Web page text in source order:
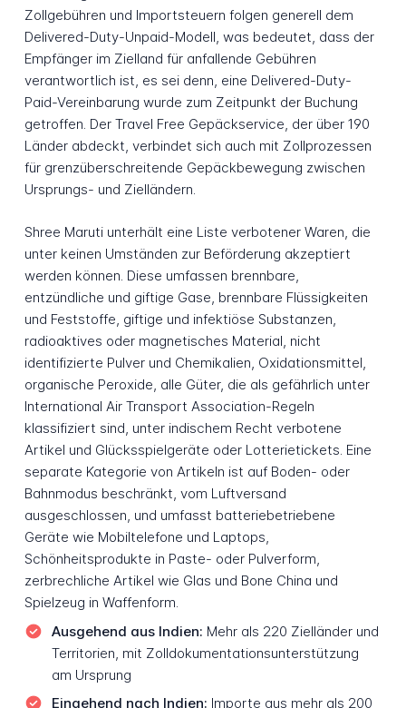
Zollgebühren und Importsteuern folgen generell dem
Delivered-Duty-Unpaid-Modell, was bedeutet, dass der
Empfänger im Zielland für anfallende Gebühren
verantwortlich ist, es sei denn, eine Delivered-Duty-
Paid-Vereinbarung wurde zum Zeitpunkt der Buchung
getroffen. Der Travel Free Gepäckservice, der über 190
Länder abdeckt, verbindet sich auch mit Zollprozessen
für grenzüberschreitende Gepäckbewegung zwischen
Ursprungs- und Zielländern.
Shree Maruti unterhält eine Liste verbotener Waren, die
unter keinen Umständen zur Beförderung akzeptiert
werden können. Diese umfassen brennbare,
entzündliche und giftige Gase, brennbare Flüssigkeiten
und Feststoffe, giftige und infektiöse Substanzen,
radioaktives oder magnetisches Material, nicht
identifizierte Pulver und Chemikalien, Oxidationsmittel,
organische Peroxide, alle Güter, die als gefährlich unter
International Air Transport Association-Regeln
klassifiziert sind, unter indischem Recht verbotene
Artikel und Glücksspielgeräte oder Lotterietickets. Eine
separate Kategorie von Artikeln ist auf Boden- oder
Bahnmodus beschränkt, vom Luftversand
ausgeschlossen, und umfasst batteriebetriebene
Geräte wie Mobiltelefone und Laptops,
Schönheitsprodukte in Paste- oder Pulverform,
zerbrechliche Artikel wie Glas und Bone China und
Spielzeug in Waffenform.
Ausgehend aus Indien: Mehr als 220 Zielländer und
Territorien, mit Zolldokumentationsunterstützung
am Ursprung
Eingehend nach Indien: Importe aus mehr als 200